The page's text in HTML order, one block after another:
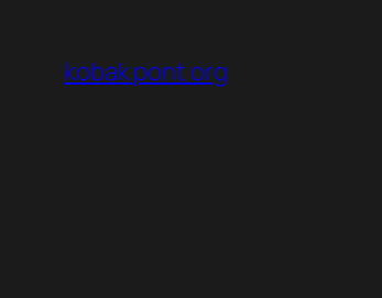
tartalomhoz
kobak pont org